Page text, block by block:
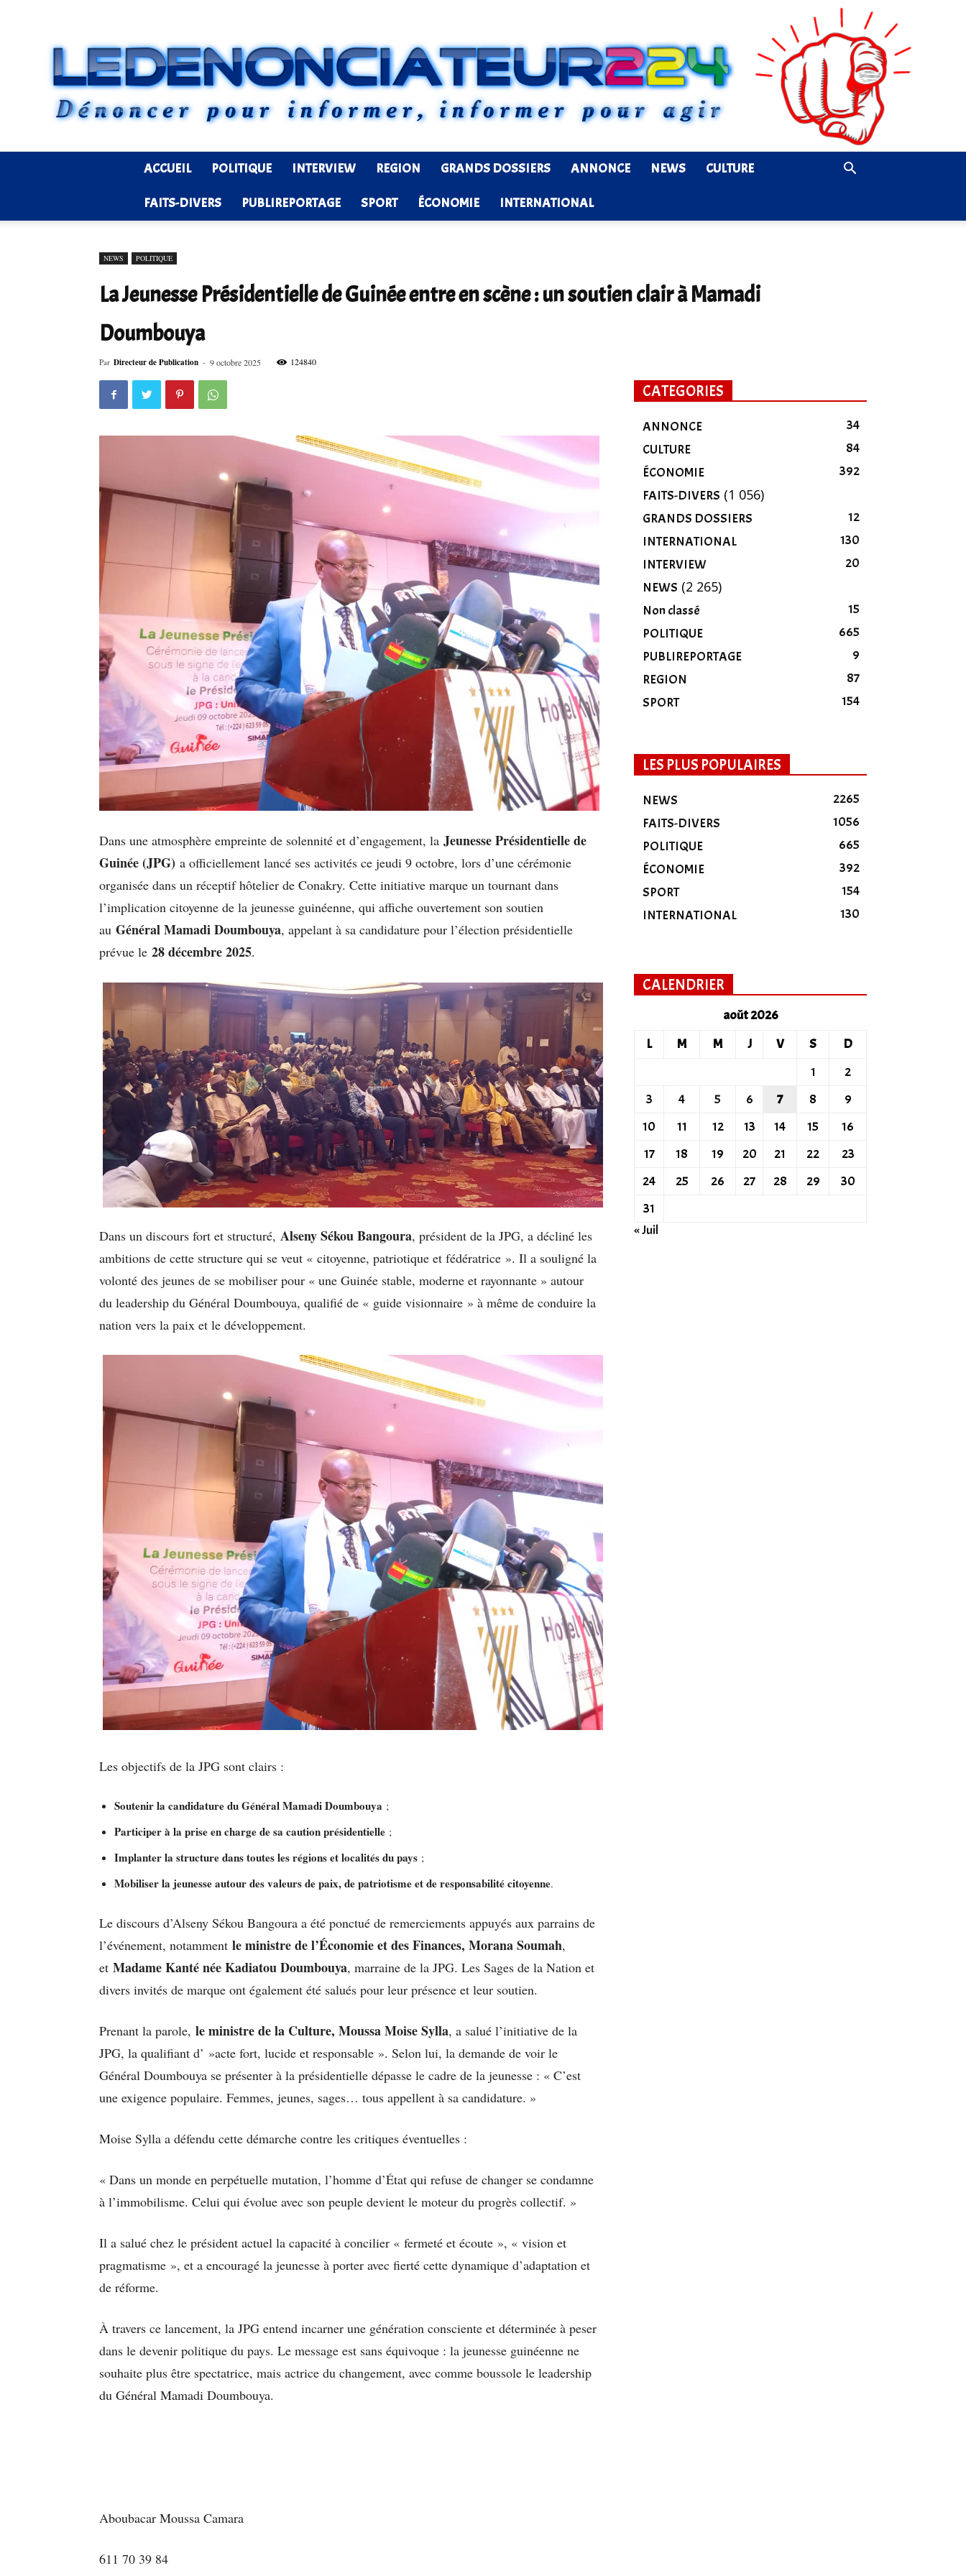
Ledenonciateur224
ACCUEIL POLITIQUE INTERVIEW REGION GRANDS DOSSIERS ANNONCE NEWS CULTURE
FAITS-DIVERS PUBLIREPORTAGE SPORT ÉCONOMIE INTERNATIONAL
NEWS POLITIQUE
La Jeunesse Présidentielle de Guinée entre en scène : un soutien clair à Mamadi
Doumbouya
Par Directeur de Publication - 9 octobre 2025 124840
Dans une atmosphère empreinte de solennité et d’engagement, la Jeunesse Présidentielle de
Guinée (JPG) a officiellement lancé ses activités ce jeudi 9 octobre, lors d’une cérémonie
organisée dans un réceptif hôtelier de Conakry. Cette initiative marque un tournant dans
l’implication citoyenne de la jeunesse guinéenne, qui affiche ouvertement son soutien
au Général Mamadi Doumbouya, appelant à sa candidature pour l’élection présidentielle
prévue le 28 décembre 2025.
Dans un discours fort et structuré, Alseny Sékou Bangoura, président de la JPG, a décliné les
ambitions de cette structure qui se veut « citoyenne, patriotique et fédératrice ». Il a souligné la
volonté des jeunes de se mobiliser pour « une Guinée stable, moderne et rayonnante » autour
du leadership du Général Doumbouya, qualifié de « guide visionnaire » à même de conduire la
nation vers la paix et le développement.
Les objectifs de la JPG sont clairs :
Soutenir la candidature du Général Mamadi Doumbouya ;
Participer à la prise en charge de sa caution présidentielle ;
Implanter la structure dans toutes les régions et localités du pays ;
Mobiliser la jeunesse autour des valeurs de paix, de patriotisme et de responsabilité citoyenne.
Le discours d’Alseny Sékou Bangoura a été ponctué de remerciements appuyés aux parrains de
l’événement, notamment le ministre de l’Économie et des Finances, Morana Soumah,
et Madame Kanté née Kadiatou Doumbouya, marraine de la JPG. Les Sages de la Nation et
divers invités de marque ont également été salués pour leur présence et leur soutien.
Prenant la parole, le ministre de la Culture, Moussa Moise Sylla, a salué l’initiative de la
JPG, la qualifiant d’ »acte fort, lucide et responsable ». Selon lui, la demande de voir le
Général Doumbouya se présenter à la présidentielle dépasse le cadre de la jeunesse : « C’est
une exigence populaire. Femmes, jeunes, sages… tous appellent à sa candidature. »
Moise Sylla a défendu cette démarche contre les critiques éventuelles :
« Dans un monde en perpétuelle mutation, l’homme d’État qui refuse de changer se condamne
à l’immobilisme. Celui qui évolue avec son peuple devient le moteur du progrès collectif. »
Il a salué chez le président actuel la capacité à concilier « fermeté et écoute », « vision et
pragmatisme », et a encouragé la jeunesse à porter avec fierté cette dynamique d’adaptation et
de réforme.
À travers ce lancement, la JPG entend incarner une génération consciente et déterminée à peser
dans le devenir politique du pays. Le message est sans équivoque : la jeunesse guinéenne ne
souhaite plus être spectatrice, mais actrice du changement, avec comme boussole le leadership
du Général Mamadi Doumbouya.
Aboubacar Moussa Camara
611 70 39 84
CATEGORIES
ANNONCE
34
CULTURE
84
ÉCONOMIE
392
FAITS-DIVERS (1 056)
GRANDS DOSSIERS
12
INTERNATIONAL
130
INTERVIEW
20
NEWS (2 265)
Non classé
15
POLITIQUE
665
PUBLIREPORTAGE
9
REGION
87
SPORT
154
LES PLUS POPULAIRES
NEWS
2265
FAITS-DIVERS
1056
POLITIQUE
665
ÉCONOMIE
392
SPORT
154
INTERNATIONAL
130
CALENDRIER
août 2026
L
M M J V S
D
1
2
3
4 5 6 7 8
9
10
11 12 13 14 15
16
17
18 19 20 21 22
23
24
25 26 27 28 29
30
31
« Juil